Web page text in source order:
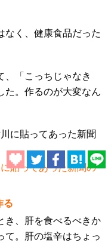
なく、健康食品だった
、「こっちじゃなき
た。作るのが大変なん
貼ってあった新聞の
る
き、肝を食べるべきか
て。肝の塩辛はちょっ